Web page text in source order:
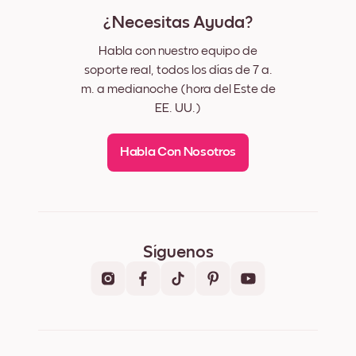
¿Necesitas Ayuda?
Habla con nuestro equipo de
soporte real, todos los días de 7 a.
m. a medianoche (hora del Este de
EE. UU.)
Habla Con Nosotros
Síguenos